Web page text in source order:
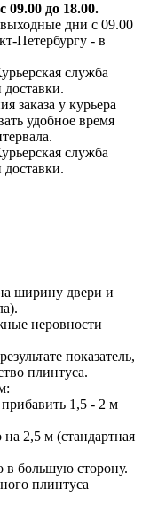
с 09.00 до 18.00.
дни с 09.00
Петербургу - в
служба
доставки.
заказа у курьера
удобное время
служба
доставки.
ширину двери и
неровности
показатель,
плинтуса.
1,5 - 2 м
2,5 м (стандартная
в большую сторону.
плинтуса